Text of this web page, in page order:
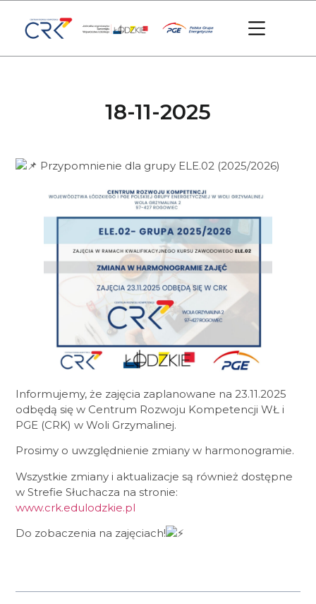
18-11-2025
Przypomnienie dla grupy ELE.02 (2025/2026)
Informujemy, że zajęcia zaplanowane na 23.11.2025
odbędą się w Centrum Rozwoju Kompetencji WŁ i
PGE (CRK) w Woli Grzymalinej.
Prosimy o uwzględnienie zmiany w harmonogramie.
Wszystkie zmiany i aktualizacje są również dostępne
w Strefie Słuchacza na stronie:
www.crk.edulodzkie.pl
Do zobaczenia na zajęciach!